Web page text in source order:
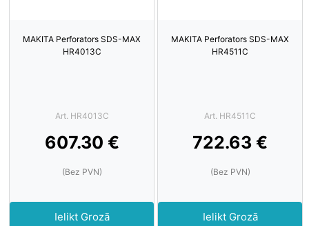
MAKITA Perforators SDS-MAX
HR4013C
Art. HR4013C
607.30 €
(Bez PVN)
Ielikt Grozā
MAKITA Perforators SDS-MAX
HR4511C
Art. HR4511C
722.63 €
(Bez PVN)
Ielikt Grozā